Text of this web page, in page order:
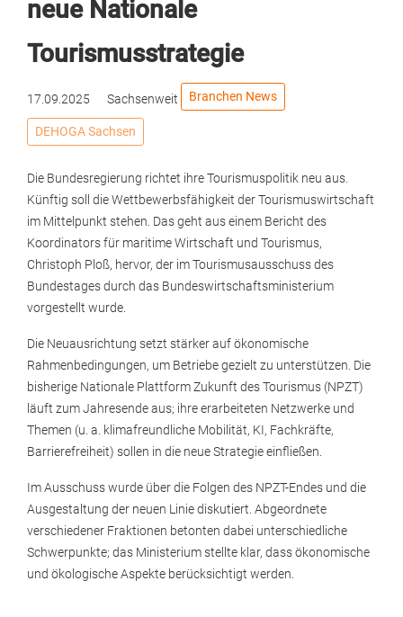
neue Nationale
Tourismusstrategie
17.09.2025 Sachsenweit Branchen News
DEHOGA Sachsen
Die Bundesregierung richtet ihre Tourismuspolitik neu aus.
Künftig soll die Wettbewerbsfähigkeit der Tourismuswirtschaft
im Mittelpunkt stehen. Das geht aus einem Bericht des
Koordinators für maritime Wirtschaft und Tourismus,
Christoph Ploß, hervor, der im Tourismusausschuss des
Bundestages durch das Bundeswirtschaftsministerium
vorgestellt wurde.
Die Neuausrichtung setzt stärker auf ökonomische
Rahmenbedingungen, um Betriebe gezielt zu unterstützen. Die
bisherige Nationale Plattform Zukunft des Tourismus (NPZT)
läuft zum Jahresende aus; ihre erarbeiteten Netzwerke und
Themen (u. a. klimafreundliche Mobilität, KI, Fachkräfte,
Barrierefreiheit) sollen in die neue Strategie einfließen.
Im Ausschuss wurde über die Folgen des NPZT-Endes und die
Ausgestaltung der neuen Linie diskutiert. Abgeordnete
verschiedener Fraktionen betonten dabei unterschiedliche
Schwerpunkte; das Ministerium stellte klar, dass ökonomische
und ökologische Aspekte berücksichtigt werden.